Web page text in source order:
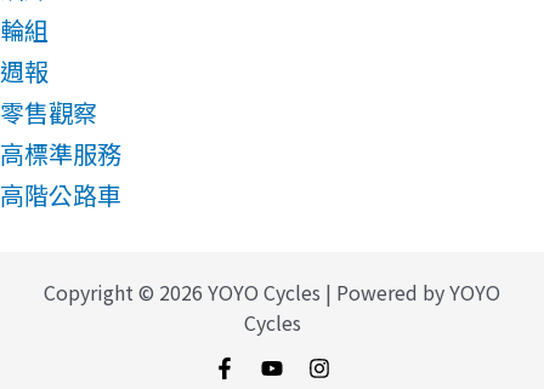
輪組
週報
零售觀察
高標準服務
高階公路車
Copyright © 2026 YOYO Cycles | Powered by YOYO
Cycles